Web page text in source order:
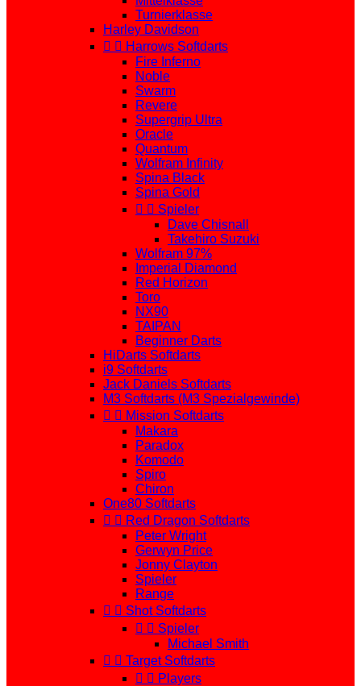
Turnierklasse
Harley Davidson
  Harrows Softdarts
Fire Inferno
Noble
Swarm
Revere
Supergrip Ultra
Oracle
Quantum
Wolfram Infinity
Spina Black
Spina Gold
  Spieler
Dave Chisnall
Takehiro Suzuki
Wolfram 97%
Imperial Diamond
Red Horizon
Toro
NX90
TAIPAN
Beginner Darts
HiDarts Softdarts
i9 Softdarts
Jack Daniels Softdarts
M3 Softdarts (M3 Spezialgewinde)
  Mission Softdarts
Makara
Paradox
Komodo
Spiro
Chiron
One80 Softdarts
  Red Dragon Softdarts
Peter Wright
Gerwyn Price
Jonny Clayton
Spieler
Range
  Shot Softdarts
  Spieler
Michael Smith
  Target Softdarts
  Players